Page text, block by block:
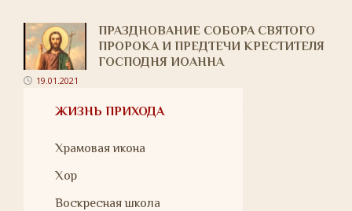
ПРАЗДНОВАНИЕ СОБОРА СВЯТОГО
ПРОРОКА И ПРЕДТЕЧИ КРЕСТИТЕЛЯ
ГОСПОДНЯ ИОАННА
19.01.2021
ЖИЗНЬ ПРИХОДА
Храмовая икона
Хор
Воскресная школа